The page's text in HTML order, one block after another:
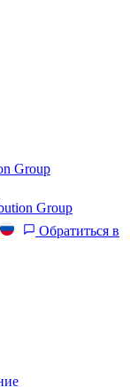
Group
Group
Обратиться в